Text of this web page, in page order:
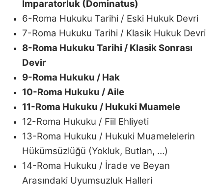
İmparatorluk (Dominatus)
6-Roma Hukuku Tarihi / Eski Hukuk Devri
7-Roma Hukuku Tarihi / Klasik Hukuk Devri
8-Roma Hukuku Tarihi / Klasik Sonrası
Devir
9-Roma Hukuku / Hak
10-Roma Hukuku / Aile
11-Roma Hukuku / Hukuki Muamele
12-Roma Hukuku / Fiil Ehliyeti
13-Roma Hukuku / Hukuki Muamelelerin
Hükümsüzlüğü (Yokluk, Butlan, …)
14-Roma Hukuku / İrade ve Beyan
Arasındaki Uyumsuzluk Halleri